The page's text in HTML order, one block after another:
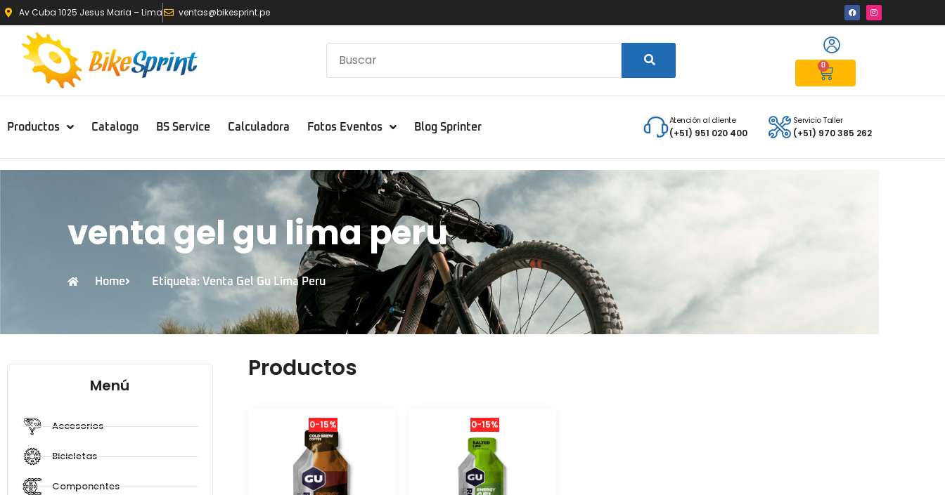
Av Cuba 1025 Jesus Maria – Lima ventas@bikesprint.pe
0
Productos Catalogo BS Service Calculadora Fotos Eventos Blog Sprinter
Atención al cliente
(+51) 951 020 400
Servicio Taller
(+51) 970 385 262
venta gel gu lima peru
Home Etiqueta: Venta Gel Gu Lima Peru
Menú
Accesorios
Bicicletas
Componentes
Productos
0-15% 0-15%